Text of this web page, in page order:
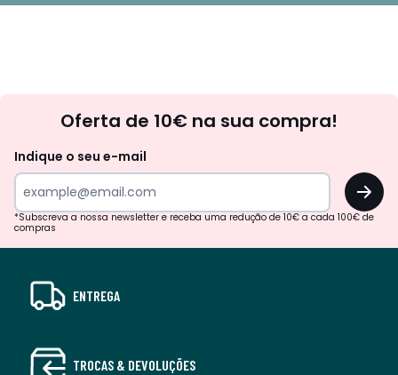
Oferta de 10€ na sua compra!
Indique o seu e-mail
OK
*Subscreva a nossa newsletter e receba uma redução de 10€ a cada 100€ de
compras
ENTREGA
TROCAS & DEVOLUÇÕES